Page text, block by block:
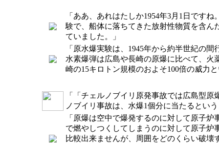
「ああ、あれはたしか1954年3月1日です
験で、船体に落ちてきた放射性物質を含ん
ていました。」
「原水爆実験は、1945年から約半世紀の
水素爆弾は広島や長崎の原爆に比べて、火
崎の15キロトン規模のおよそ100倍の威力
「「チェルノブイリ原発事故では広島型
ノブイリ事故は、水爆1個分に当たるとい
「原爆は空中で爆発するのに対して原子
で燃やしつくしてしまうのに対して原子
比較出来ませんが、周囲をどのくらい破